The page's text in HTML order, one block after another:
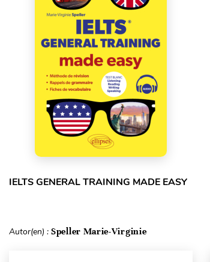
IELTS GENERAL TRAINING MADE EASY
Autor(en) : Speller Marie-Virginie